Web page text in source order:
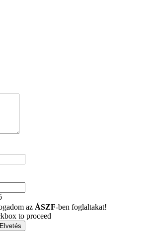
az ÁSZF-ben foglaltakat!
to proceed
Elvetés